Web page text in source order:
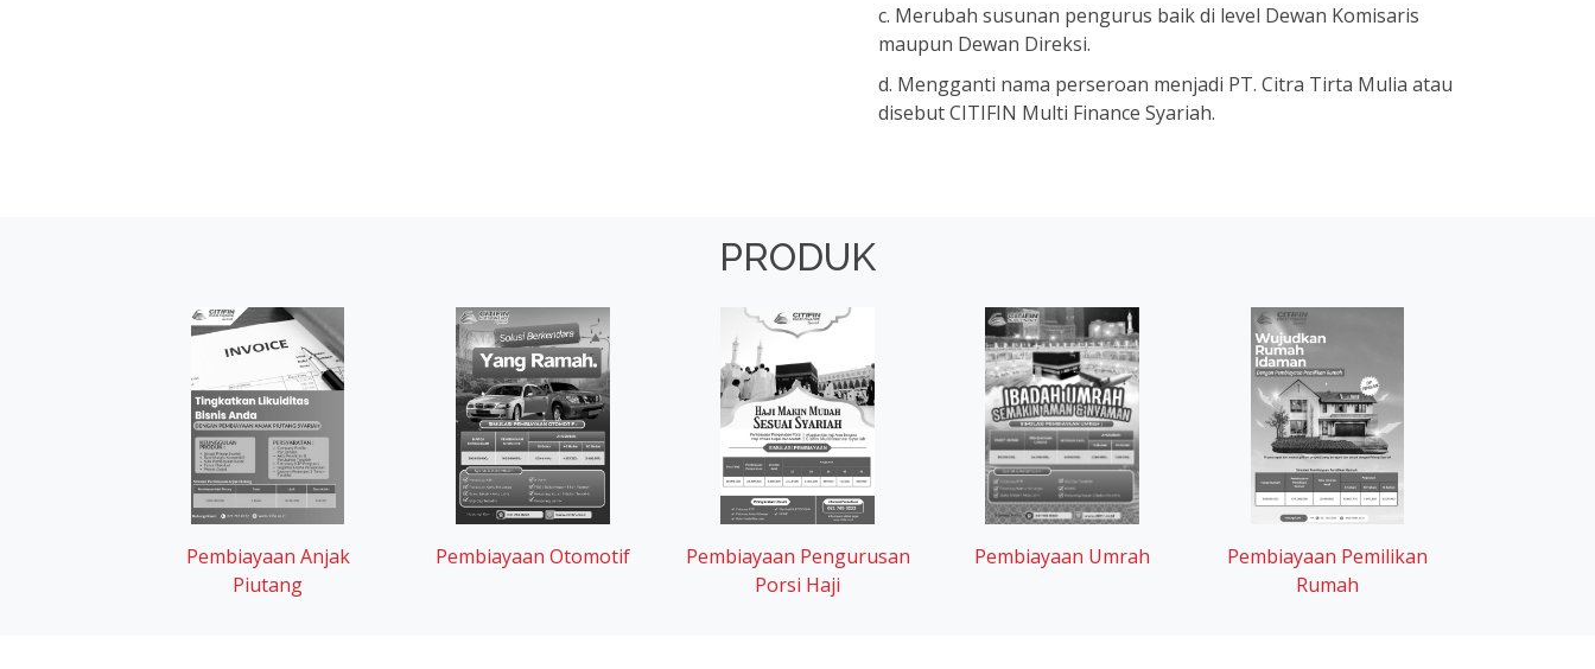
c. Merubah susunan pengurus baik di level Dewan Komisaris
maupun Dewan Direksi.
d. Mengganti nama perseroan menjadi PT. Citra Tirta Mulia atau
disebut CITIFIN Multi Finance Syariah.
PRODUK
Pembiayaan Anjak
Piutang
Pembiayaan Otomotif
Pembiayaan Pengurusan
Porsi Haji
Pembiayaan Umrah
Pembiayaan Pemilikan
Rumah